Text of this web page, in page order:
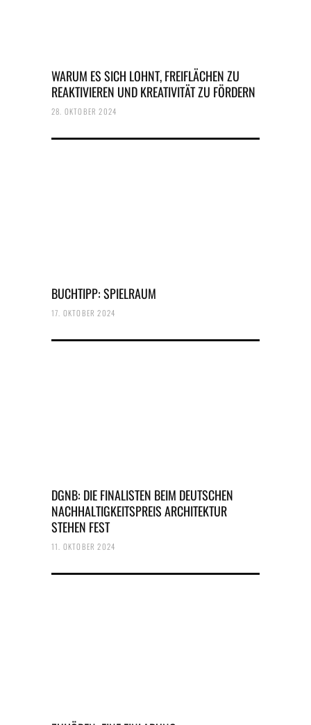
WARUM ES SICH LOHNT, FREIFLÄCHEN ZU
REAKTIVIEREN UND KREATIVITÄT ZU FÖRDERN
28. OKTOBER 2024
BUCHTIPP: SPIELRAUM
17. OKTOBER 2024
DGNB: DIE FINALISTEN BEIM DEUTSCHEN
NACHHALTIGKEITSPREIS ARCHITEKTUR
STEHEN FEST
11. OKTOBER 2024